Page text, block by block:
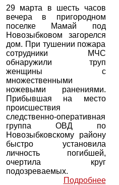
29 марта в шесть часов
вечера в пригородном
поселке Мамай под
Новозыбковом загорелся
дом. При тушении пожара
сотрудники МЧС
обнаружили труп
женщины с
множественными
ножевыми ранениями.
Прибывшая на место
происшествия
следственно-оперативная
группа ОВД по
Новозыбковскому району
быстро установила
личность погибшей,
очертила круг
подозреваемых.
Подробнее